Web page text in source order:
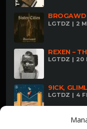
BROGAWD
LGTDZ | 2
REXEN –
LGTDZ | 20
9ICK,
LGTDZ | 4